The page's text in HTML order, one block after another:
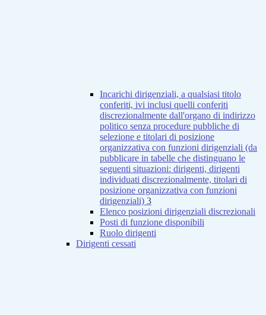
Incarichi dirigenziali, a qualsiasi titolo
conferiti, ivi inclusi quelli conferiti
discrezionalmente dall'organo di indirizzo
politico senza procedure pubbliche di
selezione e titolari di posizione
organizzativa con funzioni dirigenziali (da
pubblicare in tabelle che distinguano le
seguenti situazioni: dirigenti, dirigenti
individuati discrezionalmente, titolari di
posizione organizzativa con funzioni
dirigenziali) 3
Elenco posizioni dirigenziali discrezionali
Posti di funzione disponibili
Ruolo dirigenti
Dirigenti cessati